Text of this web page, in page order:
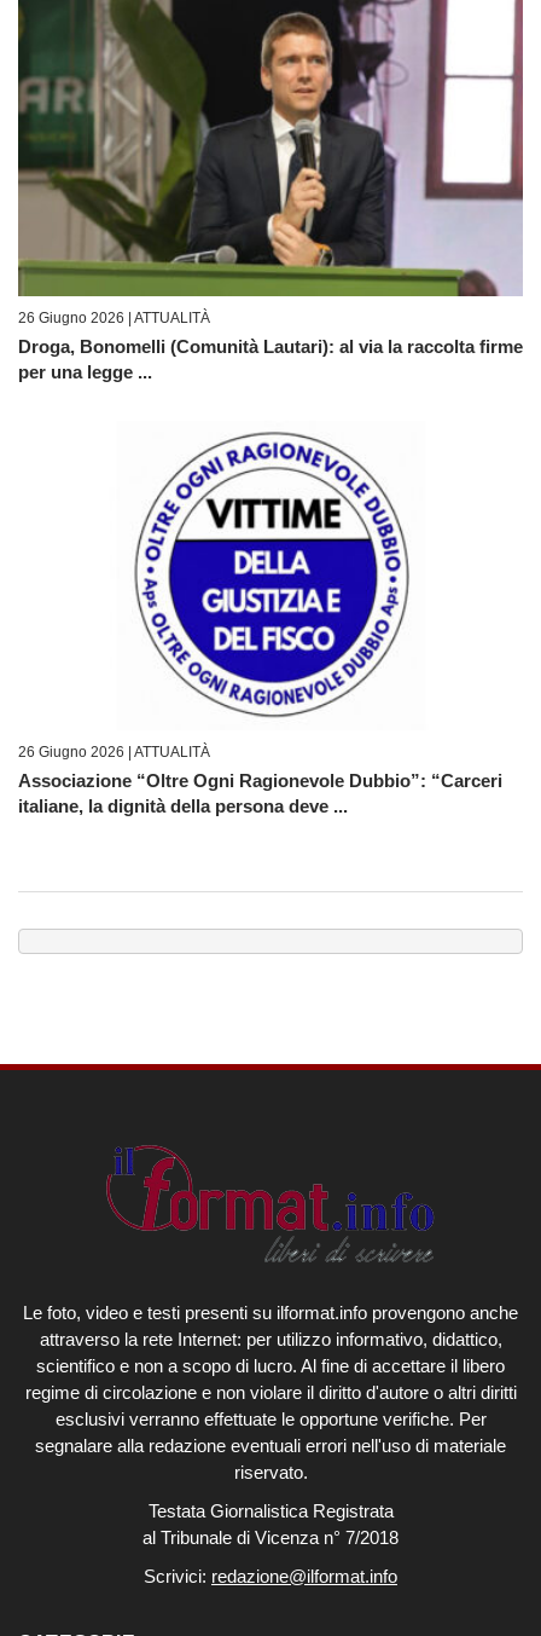
26 Giugno 2026 | ATTUALITÀ
Droga, Bonomelli (Comunità Lautari): al via la raccolta firme
per una legge ...
26 Giugno 2026 | ATTUALITÀ
Associazione “Oltre Ogni Ragionevole Dubbio”: “Carceri
italiane, la dignità della persona deve ...
Le foto, video e testi presenti su ilformat.info provengono anche
attraverso la rete Internet: per utilizzo informativo, didattico,
scientifico e non a scopo di lucro. Al fine di accettare il libero
regime di circolazione e non violare il diritto d'autore o altri diritti
esclusivi verranno effettuate le opportune verifiche. Per
segnalare alla redazione eventuali errori nell'uso di materiale
riservato.
Testata Giornalistica Registrata
al Tribunale di Vicenza n° 7/2018
Scrivici: redazione@ilformat.info